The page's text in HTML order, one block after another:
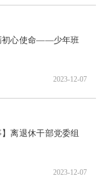
2023-12-07
2023-12-07